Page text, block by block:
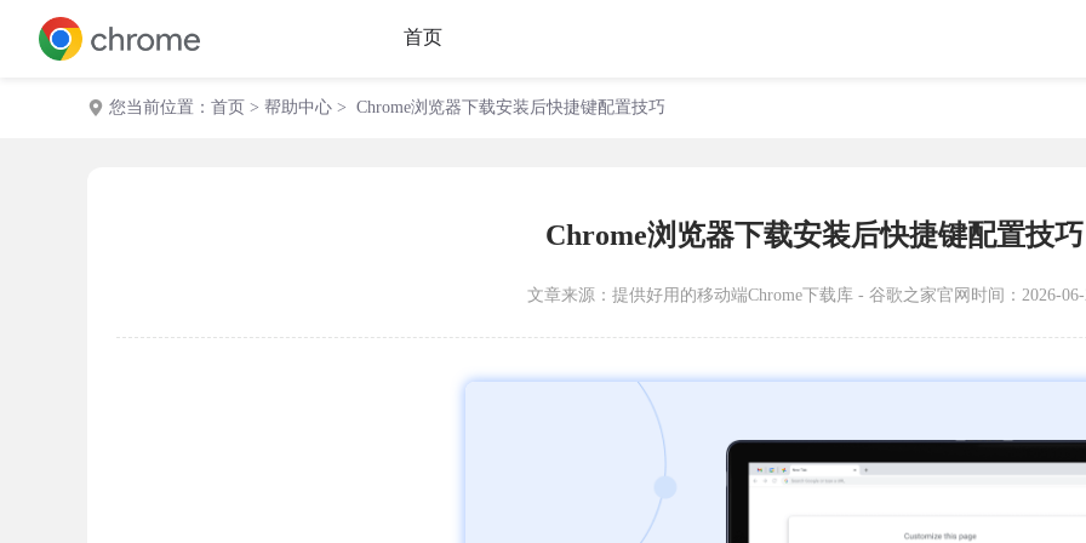
首页
您当前位置： 首页 > 帮助中心 > Chrome浏览器下载安装后快捷键配置技巧
Chrome浏览器下载安装后快捷键配置技巧
文章来源： 提供好用的移动端Chrome下载库 - 谷歌之家官网 时间：2026-